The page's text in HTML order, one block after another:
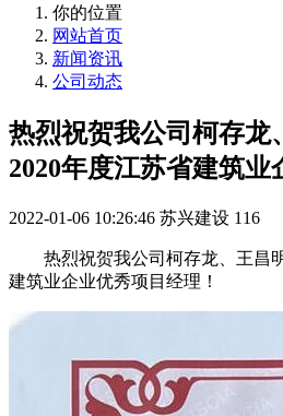
你的位置
网站首页
新闻资讯
公司动态
热烈祝贺我公司柯存龙
2020年度江苏省建筑
2022-01-06 10:26:46 苏兴建设 116
热烈祝贺我公司柯存龙、王昌
建筑业企业优秀项目经理！